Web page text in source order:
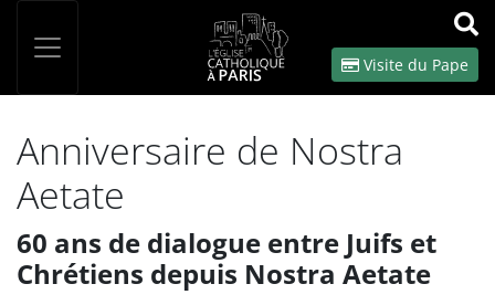
OK
Visite du Pape
Anniversaire de Nostra
Aetate
60 ans de dialogue entre Juifs et
Chrétiens depuis Nostra Aetate
Panneau de gestion des cookies